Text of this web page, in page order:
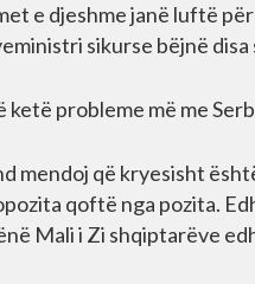
e djeshme janë luftë
sikurse bëjnë
ketë probleme më me
mendoj që kryesisht
qoftë nga pozita.
Mali i Zi shqiptarëve